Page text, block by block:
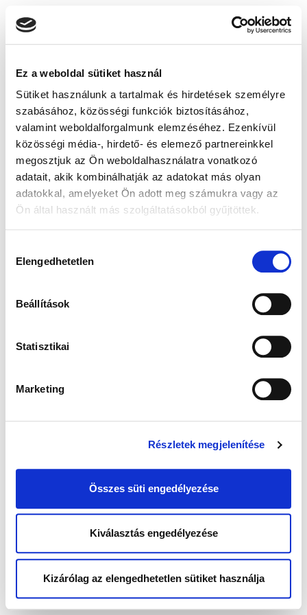
Ez a weboldal sütiket használ
Sütiket használunk a tartalmak és hirdetések személyre
szabásához, közösségi funkciók biztosításához,
valamint weboldalforgalmunk elemzéséhez. Ezenkívül
közösségi média-, hirdető- és elemező partnereinkkel
megosztjuk az Ön weboldalhasználatra vonatkozó
adatait, akik kombinálhatják az adatokat más olyan
adatokkal, amelyeket Ön adott meg számukra vagy az
Ön által használt más szolgáltatásokból gyűjtöttek.
kiválasztása
Elengedhetetlen
Beállítások
Statisztikai
Marketing
Részletek megjelenítése
Összes süti engedélyezése
Kiválasztás engedélyezése
Kizárólag az elengedhetetlen sütiket használja